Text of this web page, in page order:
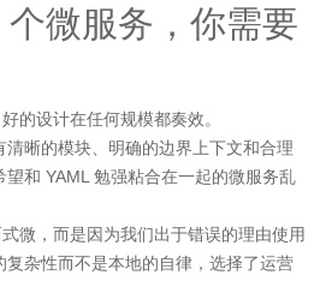
微服务，你需要
的设计在任何规模都奏效。
晰的模块、明确的边界上下文和合理
和 YAML 勉强粘合在一起的微服务乱
微，而是因为我们出于错误的理由使用
复杂性而不是本地的自律，选择了运营